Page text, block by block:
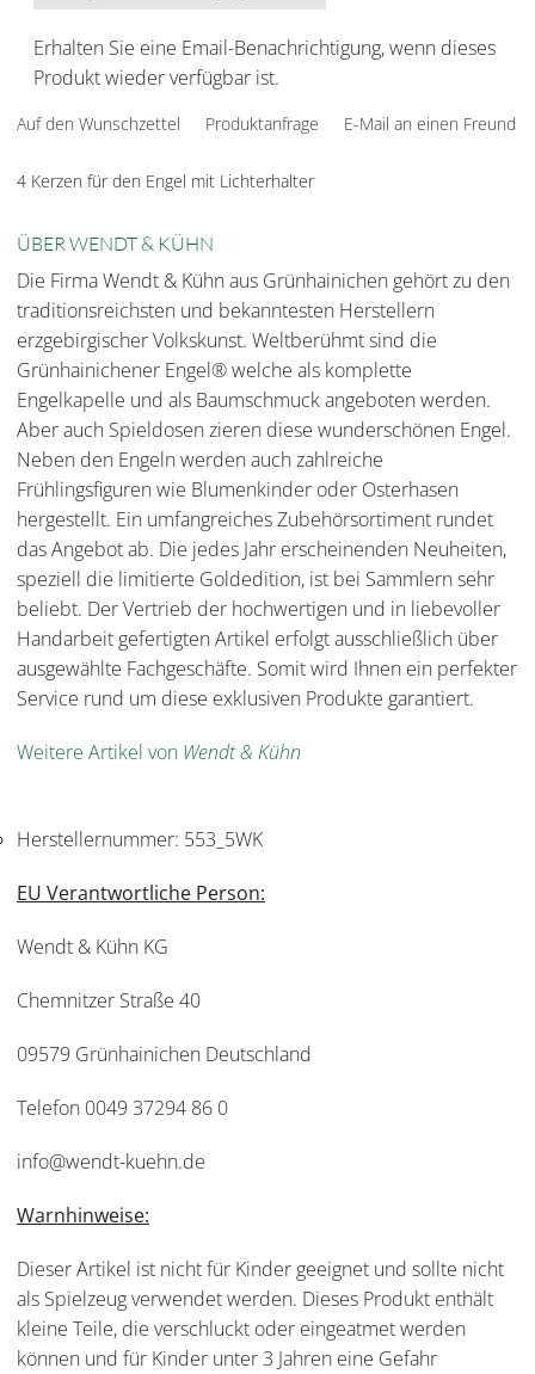
Erhalten Sie eine Email-Benachrichtigung, wenn dieses
Produkt wieder verfügbar ist.
Auf den Wunschzettel Produktanfrage E-Mail an einen Freund
4 Kerzen für den Engel mit Lichterhalter
ÜBER WENDT & KÜHN
Die Firma Wendt & Kühn aus Grünhainichen gehört zu den
traditionsreichsten und bekanntesten Herstellern
erzgebirgischer Volkskunst. Weltberühmt sind die
Grünhainichener Engel® welche als komplette
Engelkapelle und als Baumschmuck angeboten werden.
Aber auch Spieldosen zieren diese wunderschönen Engel.
Neben den Engeln werden auch zahlreiche
Frühlingsfiguren wie Blumenkinder oder Osterhasen
hergestellt. Ein umfangreiches Zubehörsortiment rundet
das Angebot ab. Die jedes Jahr erscheinenden Neuheiten,
speziell die limitierte Goldedition, ist bei Sammlern sehr
beliebt. Der Vertrieb der hochwertigen und in liebevoller
Handarbeit gefertigten Artikel erfolgt ausschließlich über
ausgewählte Fachgeschäfte. Somit wird Ihnen ein perfekter
Service rund um diese exklusiven Produkte garantiert.
Weitere Artikel von Wendt & Kühn
Herstellernummer: 553_5WK
EU Verantwortliche Person:
Wendt & Kühn KG
Chemnitzer Straße 40
09579 Grünhainichen Deutschland
Telefon 0049 37294 86 0
info@wendt-kuehn.de
Warnhinweise:
Dieser Artikel ist nicht für Kinder geeignet und sollte nicht
als Spielzeug verwendet werden. Dieses Produkt enthält
kleine Teile, die verschluckt oder eingeatmet werden
können und für Kinder unter 3 Jahren eine Gefahr